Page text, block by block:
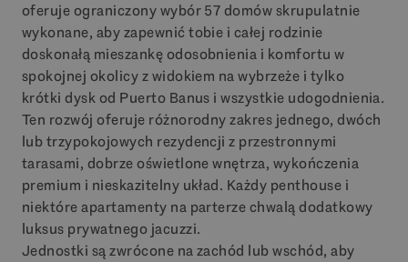
oferuje ograniczony wybór 57 domów skrupulatnie
wykonane, aby zapewnić tobie i całej rodzinie
doskonałą mieszankę odosobnienia i komfortu w
spokojnej okolicy z widokiem na wybrzeże i tylko
krótki dysk od Puerto Banus i wszystkie udogodnienia.
Ten rozwój oferuje różnorodny zakres jednego, dwóch
lub trzypokojowych rezydencji z przestronnymi
tarasami, dobrze oświetlone wnętrza, wykończenia
premium i nieskazitelny układ. Każdy penthouse i
niektóre apartamenty na parterze chwalą dodatkowy
luksus prywatnego jacuzzi.
Jednostki są zwrócone na zachód lub wschód, aby